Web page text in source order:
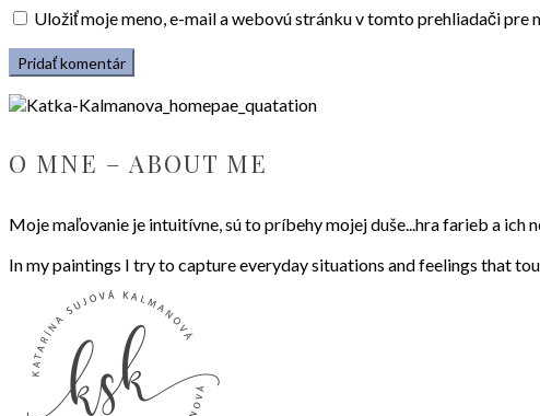
Uložiť moje meno, e-mail a webovú stránku v tomto prehliadači pre
O MNE – ABOUT ME
Moje maľovanie je intuitívne, sú to príbehy mojej duše...hra farieb a ich
In my paintings I try to capture everyday situations and feelings that